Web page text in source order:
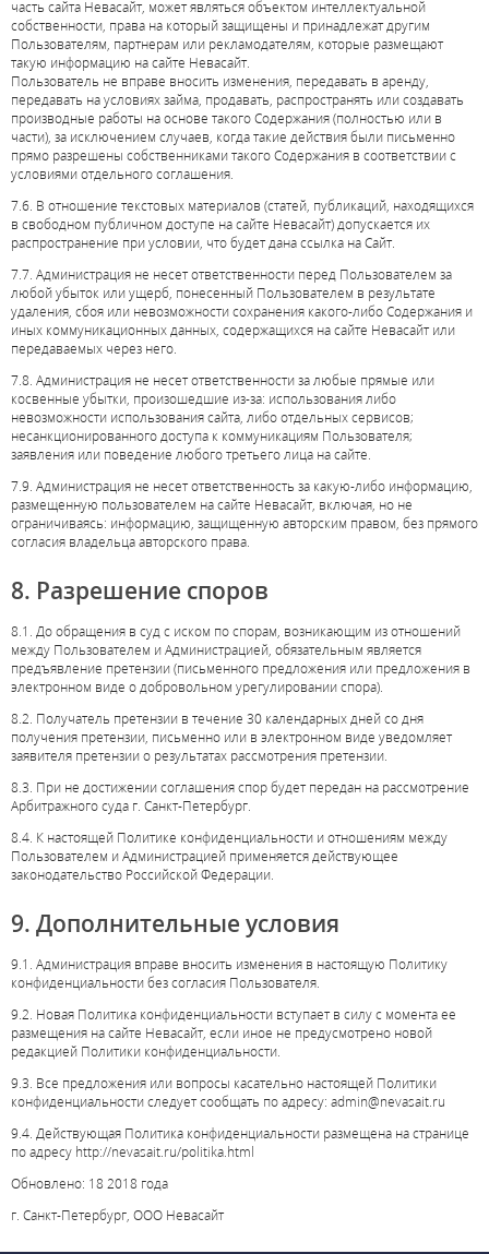
часть сайта Невасайт, может являться объектом интеллектуальной
собственности, права на который защищены и принадлежат другим
Пользователям, партнерам или рекламодателям, которые размещают
такую информацию на сайте Невасайт.
Пользователь не вправе вносить изменения, передавать в аренду,
передавать на условиях займа, продавать, распространять или создавать
производные работы на основе такого Содержания (полностью или в
части), за исключением случаев, когда такие действия были письменно
прямо разрешены собственниками такого Содержания в соответствии с
условиями отдельного соглашения.
7.6. В отношение текстовых материалов (статей, публикаций, находящихся
в свободном публичном доступе на сайте Невасайт) допускается их
распространение при условии, что будет дана ссылка на Сайт.
7.7. Администрация не несет ответственности перед Пользователем за
любой убыток или ущерб, понесенный Пользователем в результате
удаления, сбоя или невозможности сохранения какого-либо Содержания и
иных коммуникационных данных, содержащихся на сайте Невасайт или
передаваемых через него.
7.8. Администрация не несет ответственности за любые прямые или
косвенные убытки, произошедшие из-за: использования либо
невозможности использования сайта, либо отдельных сервисов;
несанкционированного доступа к коммуникациям Пользователя;
заявления или поведение любого третьего лица на сайте.
7.9. Администрация не несет ответственность за какую-либо информацию,
размещенную пользователем на сайте Невасайт, включая, но не
ограничиваясь: информацию, защищенную авторским правом, без прямого
согласия владельца авторского права.
8. Разрешение споров
8.1. До обращения в суд с иском по спорам, возникающим из отношений
между Пользователем и Администрацией, обязательным является
предъявление претензии (письменного предложения или предложения в
электронном виде о добровольном урегулировании спора).
8.2. Получатель претензии в течение 30 календарных дней со дня
получения претензии, письменно или в электронном виде уведомляет
заявителя претензии о результатах рассмотрения претензии.
8.3. При не достижении соглашения спор будет передан на рассмотрение
Арбитражного суда г. Санкт-Петербург.
8.4. К настоящей Политике конфиденциальности и отношениям между
Пользователем и Администрацией применяется действующее
законодательство Российской Федерации.
9. Дополнительные условия
9.1. Администрация вправе вносить изменения в настоящую Политику
конфиденциальности без согласия Пользователя.
9.2. Новая Политика конфиденциальности вступает в силу с момента ее
размещения на сайте Невасайт, если иное не предусмотрено новой
редакцией Политики конфиденциальности.
9.3. Все предложения или вопросы касательно настоящей Политики
конфиденциальности следует сообщать по адресу: admin@nevasait.ru
9.4. Действующая Политика конфиденциальности размещена на странице
по адресу http://nevasait.ru/politika.html
Обновлено: 18 2018 года
г. Санкт-Петербург, ООО Невасайт